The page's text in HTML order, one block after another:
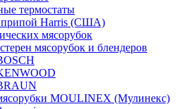
термостаты
припой Harris (США)
мясорубок
мясорубок и блендеров
MOULINEX (Мулинекс)